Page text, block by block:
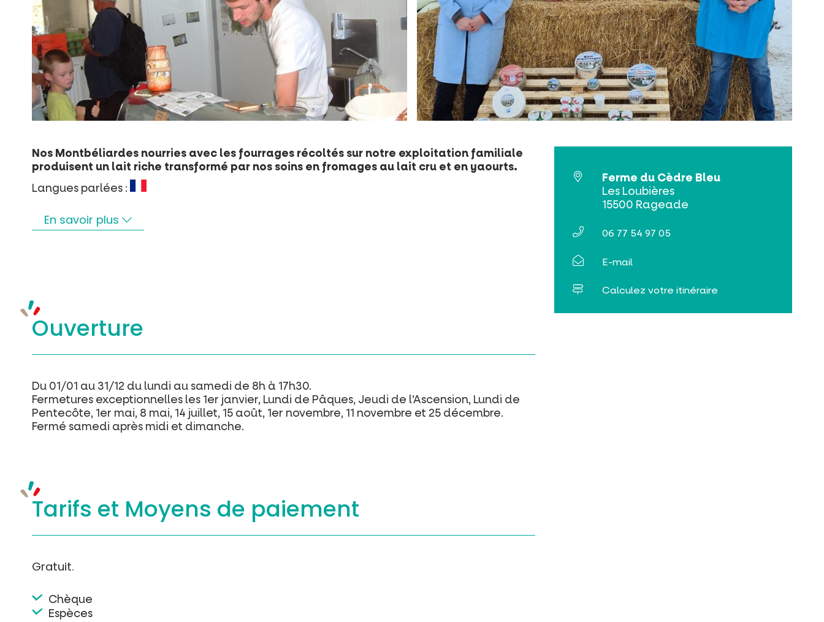
Nos Montbéliardes nourries avec les fourrages récoltés sur notre exploitation familiale
produisent un lait riche transformé par nos soins en fromages au lait cru et en yaourts.
Langues parlées :
En savoir plus
Ouverture
Du 01/01 au 31/12 du lundi au samedi de 8h à 17h30.
Fermetures exceptionnelles les 1er janvier, Lundi de Pâques, Jeudi de l’Ascension, Lundi de
Pentecôte, 1er mai, 8 mai, 14 juillet, 15 août, 1er novembre, 11 novembre et 25 décembre.
Fermé samedi après midi et dimanche.
Tarifs et Moyens de paiement
Gratuit.
Chèque
Espèces
Ferme du Cèdre Bleu
Les Loubières
15500 Rageade
06 77 54 97 05
E-mail
Calculez votre itinéraire